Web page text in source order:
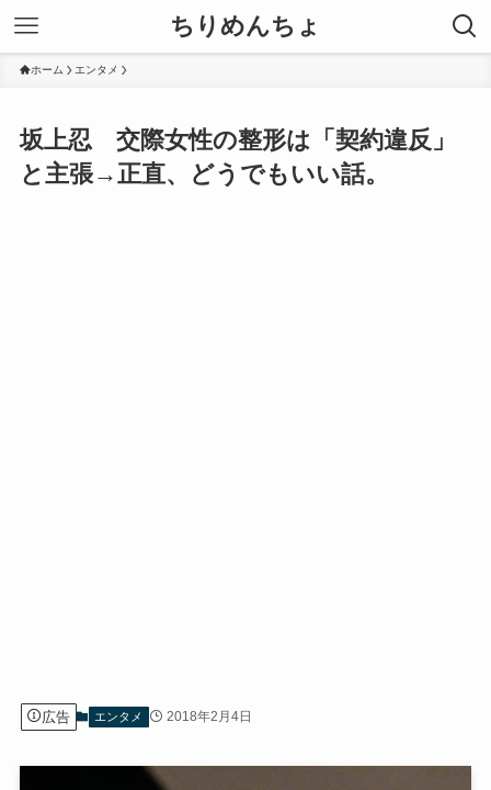
ちりめんちょ
ホーム エンタメ
坂上忍 交際女性の整形は「契約違反」
と主張→正直、どうでもいい話。
広告 エンタメ 2018年2月4日